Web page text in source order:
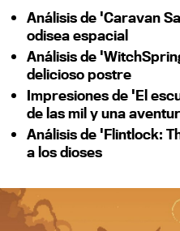
Análisis de 'Caravan
odisea espacial
Análisis de
delicioso postre
Impresiones de 'El
de las mil y una
Análisis de 'Flintlock:
a los dioses